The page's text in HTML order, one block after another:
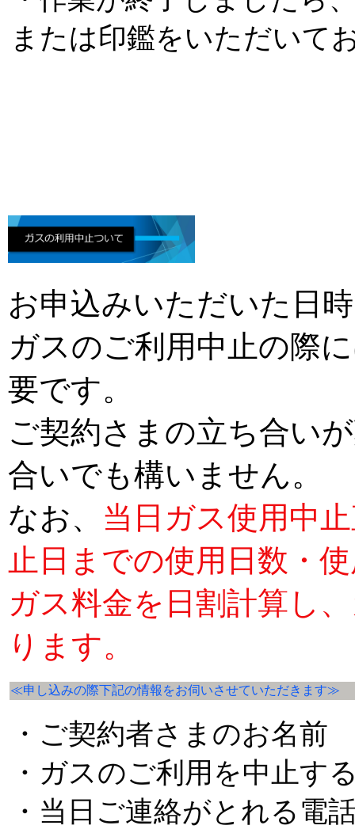
または印鑑をいただいて
お申込みいただいた日
ガスのご利用中止の際
要です。
ご契約さまの立ち合い
合いでも構いません。
なお、 当日ガス使用中
止日までの使用日数・
ガス料金を日割計算し
ります。
≪申し込みの際下記の情報をお伺いさせていただきます≫
・ご契約者さまのお名前
・ガスのご利用を中止す
・当日ご連絡がとれる電